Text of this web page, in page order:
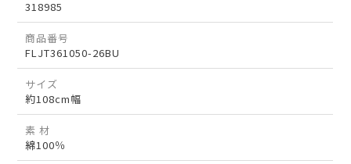
318985
商品番号
FLJT361050-26BU
サイズ
約108cm幅
素 材
綿100％